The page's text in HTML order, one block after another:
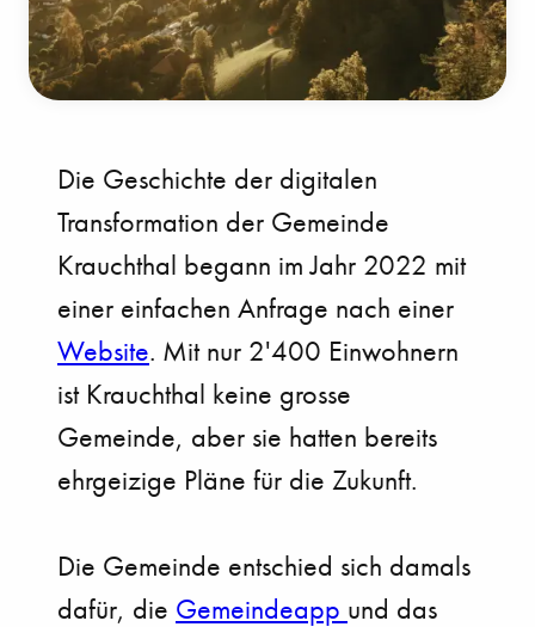
Die Geschichte der digitalen
Transformation der Gemeinde
Krauchthal begann im Jahr 2022 mit
einer einfachen Anfrage nach einer
Website. Mit nur 2'400 Einwohnern
ist Krauchthal keine grosse
Gemeinde, aber sie hatten bereits
ehrgeizige Pläne für die Zukunft.
Die Gemeinde entschied sich damals
dafür, die Gemeindeapp und das